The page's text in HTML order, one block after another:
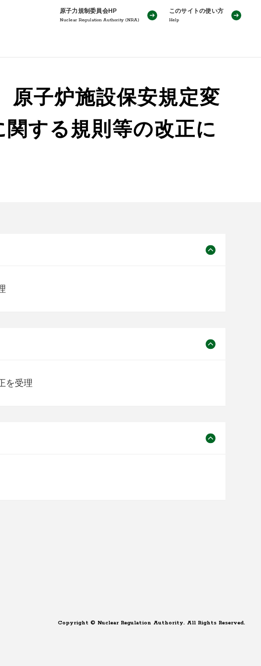
原子力規制委員会HP
Nuclear Regulation Authority (NRA)
このサイトの使い方
Help
子炉施設保安規定変
する規則等の改正に
を受理
Copyright © Nuclear Regulation Authority. All Rights Reserved.